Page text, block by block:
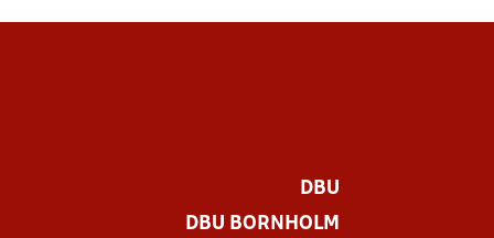
DBU
DBU BORNHOLM